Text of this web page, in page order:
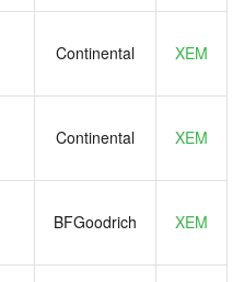
Continental XEM
Continental XEM
BFGoodrich XEM